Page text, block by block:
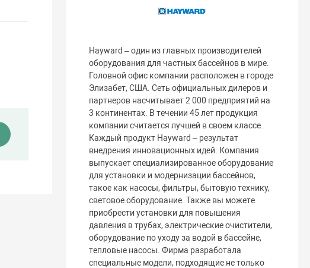
Hayward – один из главных производителей
оборудования для частных бассейнов в мире.
Головной офис компании расположен в городе
Элизабет, США. Сеть официальных дилеров и
партнеров насчитывает 2 000 предприятий на
3 континентах. В течении 45 лет продукция
компании считается лучшей в своем классе.
Каждый продукт Hayward – результат
внедрения инновационных идей. Компания
выпускает специализированное оборудование
для установки и модернизации бассейнов,
такое как насосы, фильтры, бытовую технику,
световое оборудование. Также вы можете
приобрести установки для повышения
давления в трубах, электрические очистители,
оборудование по уходу за водой в бассейне,
тепловые насосы. Фирма разработала
специальные модели, подходящие не только